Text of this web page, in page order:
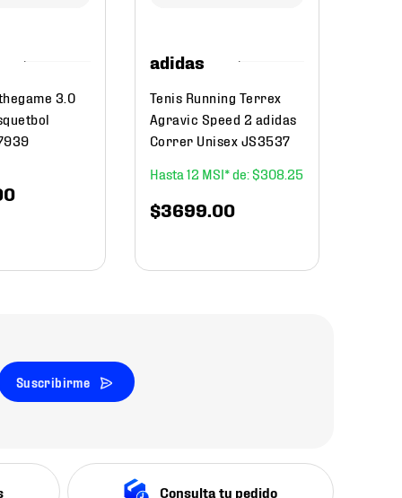
3.0
adidas
Tenis Running Terrex
Agravic Speed 2 adidas
Correr Unisex JS3537
12
$308 25
$3699.00
Suscribirme
Consulta tu pedido